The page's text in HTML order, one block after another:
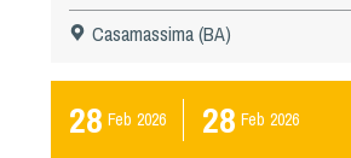
Casamassima (BA)
28 Feb 2026 28 Feb 2026